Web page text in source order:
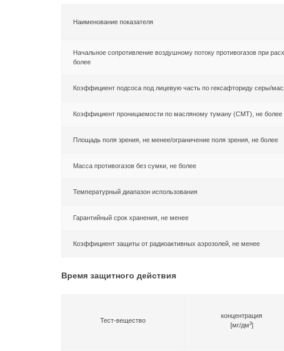
Наименование показателя
Начальное сопротивление воздушному потоку противогазов при
более
Коэффициент подсоса под лицевую часть по гексафториду серы/
Коэффициент проницаемости по масляному туману (СМТ), не более
Площадь поля зрения, не менее/ограничение поля зрения, не более
Масса противогазов без сумки, не более
Температурный диапазон использования
Гарантийный срок хранения, не менее
Коэффициент защиты от радиоактивных аэрозолей, не менее
Время защитного действия
Тест-вещество
концентрация
[мг/дм3]